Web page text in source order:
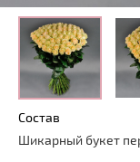
Состав
Шикарный букет